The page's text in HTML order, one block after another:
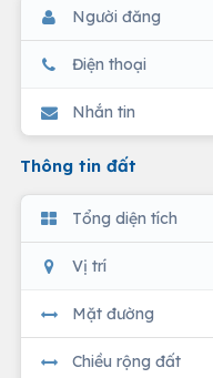
Người đăng
Điện thoại
Nhắn tin
Thông tin đất
Tổng diện tích
Vị trí
Mặt đường
Chiều rộng đất